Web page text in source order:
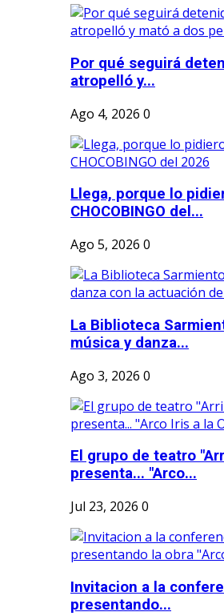
Por qué seguirá
atropelló y...
Ago 4, 2026 0
Llega, porque lo
CHOCOBINGO del...
Ago 5, 2026 0
La Biblioteca
música y danza...
Ago 3, 2026 0
El grupo de teatro
presenta... "Arco...
Jul 23, 2026 0
Invitacion a la
presentando...